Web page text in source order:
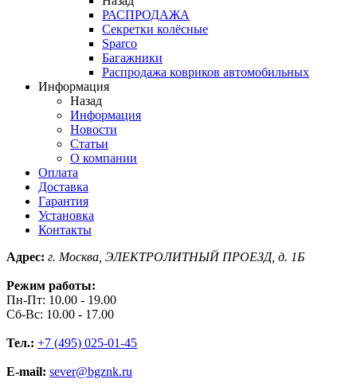
РАСПРОДАЖА
Секретки колёсные
Sparco
Багажники
Распродажа ковриков автомобильных
Информация
Назад
Информация
Новости
Статьи
О компании
Оплата
Доставка
Гарантия
Установка
Контакты
Адрес: г. Москва, ЭЛЕКТРОЛИТНЫЙ ПРОЕЗД, д. 1Б
Режим работы:
Пн-Пт: 10.00 - 19.00
Сб-Вс: 10.00 - 17.00
Тел.: +7 (495) 025-01-45
E-mail: sever@bgznk.ru